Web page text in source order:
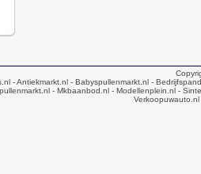
- Antiekmarkt.nl - Babyspullenmarkt.nl -
- Mkbaanbod.nl- Modellenplein.nl-
Verkoopuwauto.nl